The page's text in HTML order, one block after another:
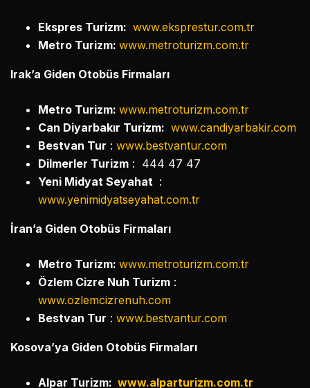
Ekspres Turizm: www.eksprestur.com.tr
Metro Turizm: www.metroturizm.com.tr
Irak’a Giden Otobüs Firmaları
Metro Turizm: www.metroturizm.com.tr
Can Diyarbakır Turizm: www.candiyarbakir.com
Bestvan Tur : www.bestvantur.com
Dilmerler Turizm : 444 47 47
Yeni Midyat Seyahat :
www.yenimidyatseyahat.com.tr
İran’a Giden Otobüs Firmaları
Metro Turizm: www.metroturizm.com.tr
Özlem Cizre Nuh Turizm :
www.ozlemcizrenuh.com
Bestvan Tur : www.bestvantur.com
Kosova’ya Giden Otobüs Firmaları
Alpar Turizm: www.alparturizm.com.tr